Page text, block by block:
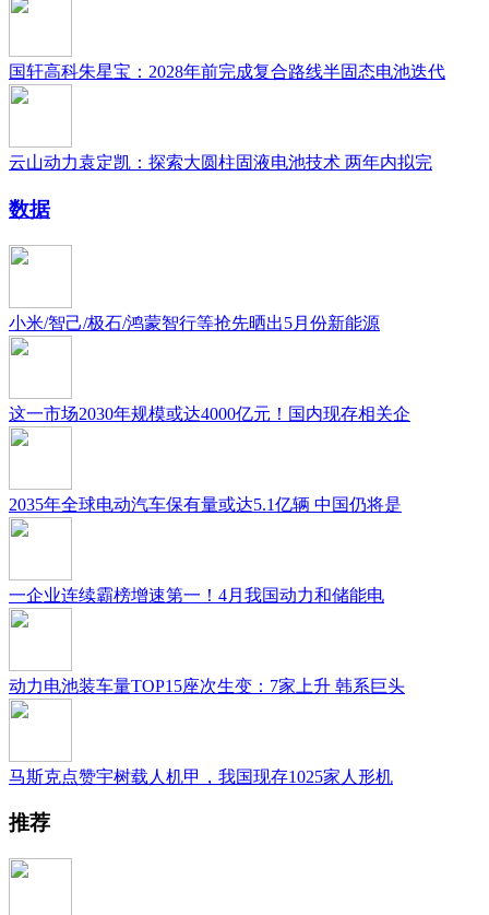
国轩高科朱星宝：2028年前完成复合路线半固态电池迭代
云山动力袁定凯：探索大圆柱固液电池技术 两年内拟完
数据
小米/智己/极石/鸿蒙智行等抢先晒出5月份新能源
这一市场2030年规模或达4000亿元！国内现存相关企
2035年全球电动汽车保有量或达5.1亿辆 中国仍将是
一企业连续霸榜增速第一！4月我国动力和储能电
动力电池装车量TOP15座次生变：7家上升 韩系巨头
马斯克点赞宇树载人机甲，我国现存1025家人形机
推荐